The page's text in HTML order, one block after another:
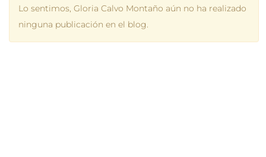
Lo sentimos, Gloria Calvo Montaño aún no ha realizado
ninguna publicación en el blog.